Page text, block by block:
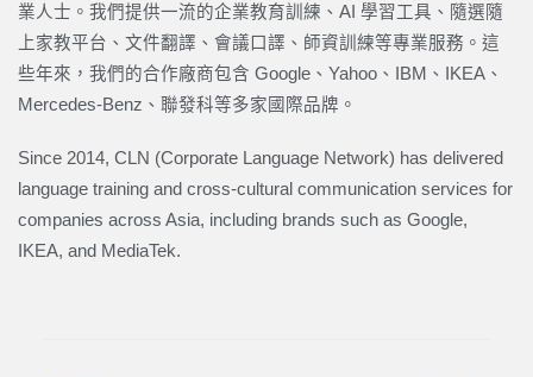
業人士。我們提供一流的企業教育訓練、AI 學習工具、隨選隨
上家教平台、文件翻譯、會議口譯、師資訓練等專業服務。這
些年來，我們的合作廠商包含 Google、Yahoo、IBM、IKEA、
Mercedes-Benz、聯發科等多家國際品牌。
Since 2014, CLN (Corporate Language Network) has delivered
language training and cross-cultural communication services for
companies across Asia, including brands such as Google,
IKEA, and MediaTek.